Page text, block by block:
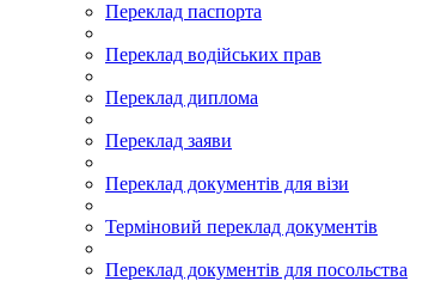
Переклад паспорта
Переклад водійських прав
Переклад диплома
Переклад заяви
Переклад документів для візи
Терміновий переклад документів
Переклад документів для посольства